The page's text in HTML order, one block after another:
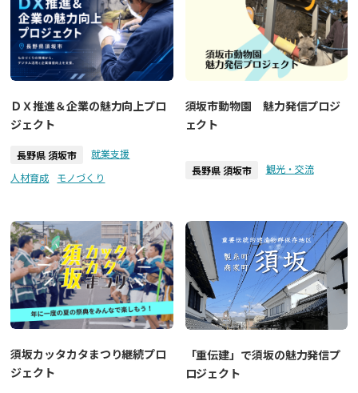
ＤＸ推進＆企業の魅力向上プロ
ジェクト
長野県 須坂市
就業支援
人材育成
モノづくり
須坂市動物園 魅力発信プロジ
ェクト
長野県 須坂市 観光・交流
須坂カッタカタまつり継続プロ
ジェクト
「重伝建」で須坂の魅力発信プ
ロジェクト